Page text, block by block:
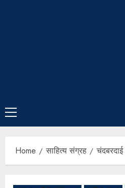
Home साहित्य संग्रह चंदबरदाई